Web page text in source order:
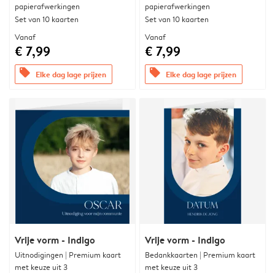
papierafwerkingen
Set van 10 kaarten
Vanaf
€ 7,99
offers Elke dag lage prijzen
papierafwerkingen
Set van 10 kaarten
Vanaf
€ 7,99
offers Elke dag lage prijzen
Vrije vorm - Indigo
Uitnodigingen | Premium kaart
met keuze uit 3
Vrije vorm - Indigo
Bedankkaarten | Premium kaart
met keuze uit 3